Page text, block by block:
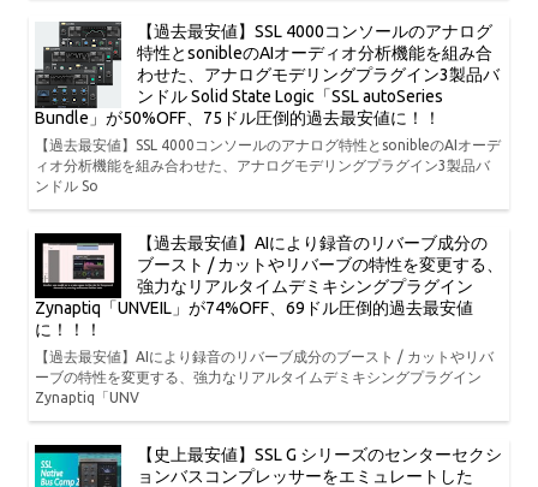
【過去最安値】SSL 4000コンソールのアナログ
特性とsonibleのAIオーディオ分析機能を組み合
わせた、アナログモデリングプラグイン3製品バ
ンドル Solid State Logic「SSL autoSeries
Bundle」が50%OFF、75ドル圧倒的過去最安値に！！
【過去最安値】SSL 4000コンソールのアナログ特性とsonibleのAIオーデ
ィオ分析機能を組み合わせた、アナログモデリングプラグイン3製品バ
ンドル So
【過去最安値】AIにより録音のリバーブ成分の
ブースト / カットやリバーブの特性を変更する、
強力なリアルタイムデミキシングプラグイン
Zynaptiq「UNVEIL」が74%OFF、69ドル圧倒的過去最安値
に！！！
【過去最安値】AIにより録音のリバーブ成分のブースト / カットやリバ
ーブの特性を変更する、強力なリアルタイムデミキシングプラグイン
Zynaptiq「UNV
【史上最安値】SSL G シリーズのセンターセクシ
ョンバスコンプレッサーをエミュレートした